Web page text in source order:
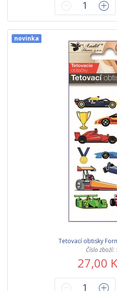
novinka
Tetovací obtisky
Číslo zboží:
27,00